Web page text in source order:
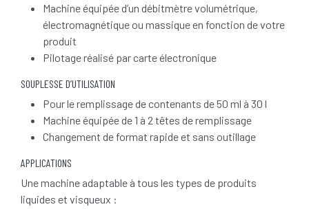
Machine équipée d’un débitmètre volumétrique,
électromagnétique ou massique en fonction de votre
produit
Pilotage réalisé par carte électronique
SOUPLESSE D’UTILISATION
Pour le remplissage de contenants de 50 ml à 30 l
Machine équipée de 1 à 2 têtes de remplissage
Changement de format rapide et sans outillage
APPLICATIONS
Une machine adaptable à tous les types de produits
liquides et visqueux :